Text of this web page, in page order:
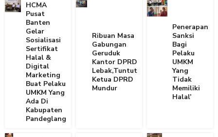
HCMA
Pusat
Banten
Gelar
Sosialisasi
Sertifikat
Halal &
Digital
Marketing
Buat Pelaku
UMKM Yang
Ada Di
Kabupaten
Pandeglang
Ribuan Masa
Gabungan
Geruduk
Kantor DPRD
Lebak,Tuntut
Ketua DPRD
Mundur
Penerapan
Sanksi
Bagi
Pelaku
UMKM
Yang
Tidak
Memiliki
Halal’